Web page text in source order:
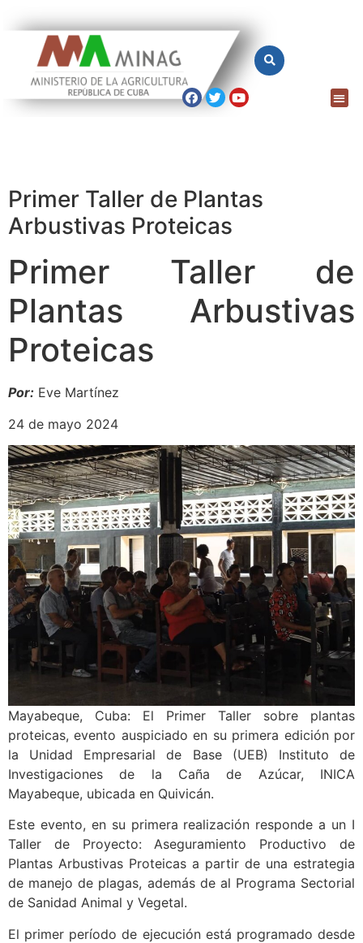
Primer Taller de Plantas
Arbustivas Proteicas
Primer Taller de
Plantas Arbustivas
Proteicas
Por: Eve Martínez
24 de mayo 2024
Mayabeque, Cuba: El Primer Taller sobre plantas
proteicas, evento auspiciado en su primera edición por
la Unidad Empresarial de Base (UEB) Instituto de
Investigaciones de la Caña de Azúcar, INICA
Mayabeque, ubicada en Quivicán.
Este evento, en su primera realización responde a un I
Taller de Proyecto: Aseguramiento Productivo de
Plantas Arbustivas Proteicas a partir de una estrategia
de manejo de plagas, además de al Programa Sectorial
de Sanidad Animal y Vegetal.
El primer período de ejecución está programado desde